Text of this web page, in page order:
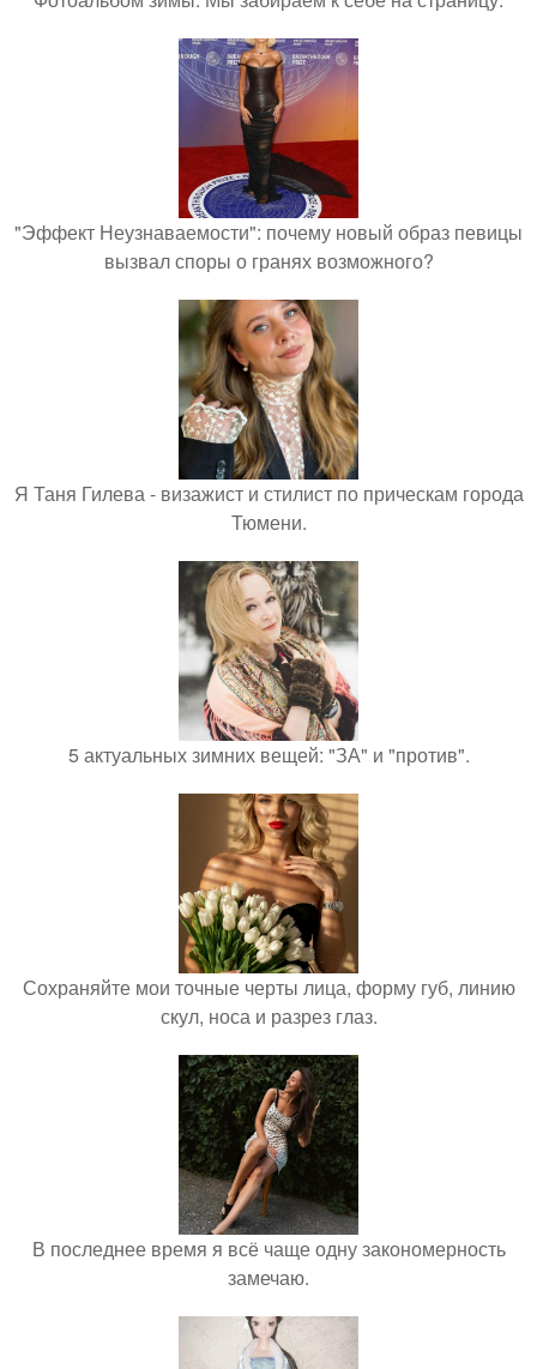
"Эффект Неузнаваемости": почему новый образ певицы
вызвал споры о гранях возможного?
Я Таня Гилева - визажист и стилист по прическам города
Тюмени.
5 актуальных зимних вещей: "ЗА" и "против".
Сохраняйте мои точные черты лица, форму губ, линию
скул, носа и разрез глаз.
В последнее время я всё чаще одну закономерность
замечаю.